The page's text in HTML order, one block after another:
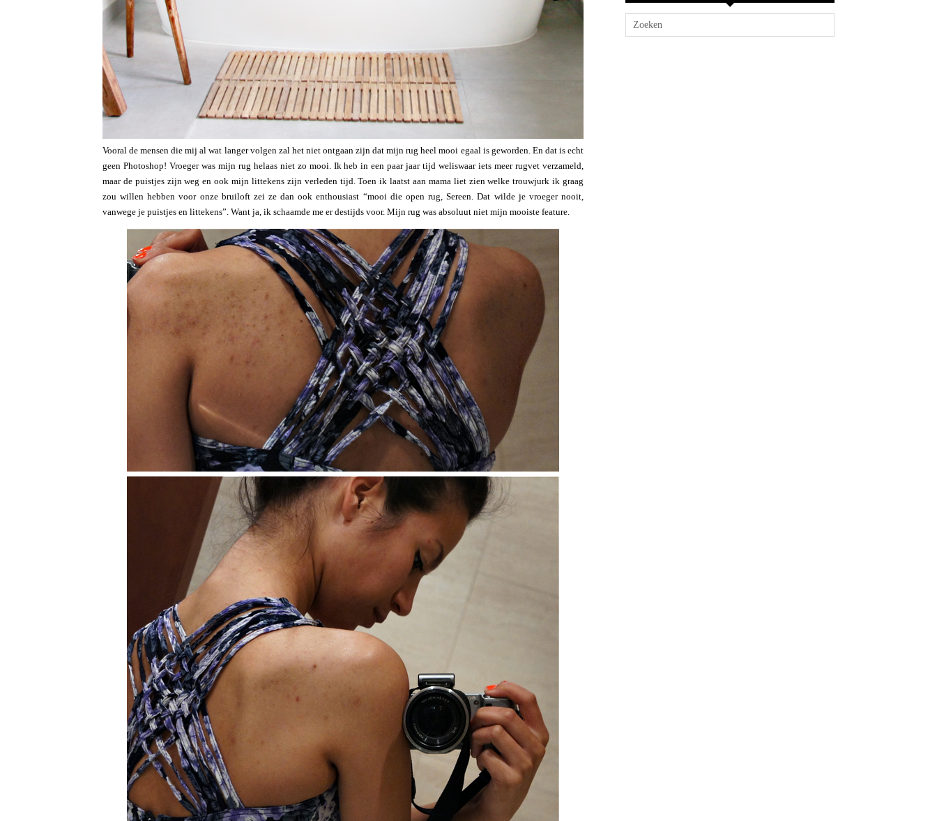
Vooral de mensen die mij al wat langer volgen zal het niet ontgaan zijn dat mijn rug heel mooi egaal is geworden. En dat is echt
geen Photoshop! Vroeger was mijn rug helaas niet zo mooi. Ik heb in een paar jaar tijd weliswaar iets meer rugvet verzameld,
maar de puistjes zijn weg en ook mijn littekens zijn verleden tijd. Toen ik laatst aan mama liet zien welke trouwjurk ik graag
zou willen hebben voor onze bruiloft zei ze dan ook enthousiast “mooi die open rug, Sereen. Dat wilde je vroeger nooit,
vanwege je puistjes en littekens”. Want ja, ik schaamde me er destijds voor. Mijn rug was absoluut niet mijn mooiste feature.